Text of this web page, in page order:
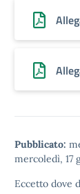
Pubblicato:
mercoledì, 17
Eccetto dove